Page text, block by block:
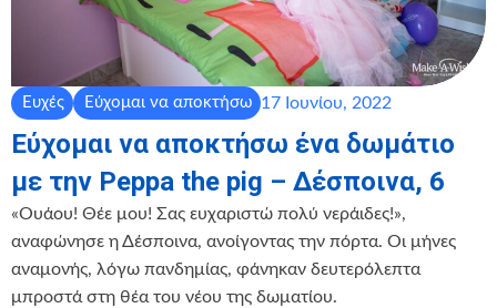
Ευχές Εύχομαι να αποκτήσω 17 Ιουνίου, 2022
Εύχομαι να αποκτήσω ένα δωμάτιο
με την Peppa the pig – Δέσποινα, 6
«Ουάου! Θέε μου! Σας ευχαριστώ πολύ νεράιδες!»,
αναφώνησε η Δέσποινα, ανοίγοντας την πόρτα. Οι μήνες
αναμονής, λόγω πανδημίας, φάνηκαν δευτερόλεπτα
μπροστά στη θέα του νέου της δωματίου.